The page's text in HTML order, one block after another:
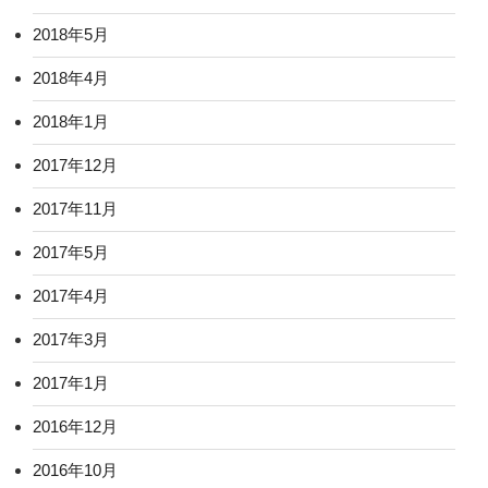
2018年5月
2018年4月
2018年1月
2017年12月
2017年11月
2017年5月
2017年4月
2017年3月
2017年1月
2016年12月
2016年10月